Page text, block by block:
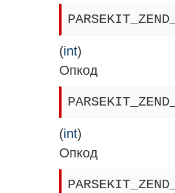
(int)
Опкод
(int)
Опкод